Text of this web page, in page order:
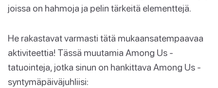
joissa on hahmoja ja pelin tärkeitä elementtejä.
He rakastavat varmasti tätä mukaansatempaavaa
aktiviteettia! Tässä muutamia Among Us -
tatuointeja, jotka sinun on hankittava Among Us -
syntymäpäiväjuhliisi: